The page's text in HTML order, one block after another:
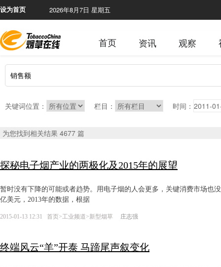
设为首页 2026年8月7日 星期五
首页 资讯 观察
关键词位置： 栏目： 时间：
为您找到相关结果 4677 篇
探秘电子烟产业的两极化及2015年的展望
暂时没有下降的可能或者趋势。用电子烟的人会更多，关键消费市场也
亿美元，2013年的数据，根据
2015-01-13 12:31 首页>工业频道>新型烟草 庄志强
终端风云“羊”开泰 马蹄尾声叙变化